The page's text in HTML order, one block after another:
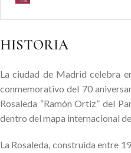
HISTORIA
La ciudad de Madrid celebra
conmemorativo del 70
Rosaleda “Ramón Ortiz” del
dentro del mapa internacional
La Rosaleda, construida entre